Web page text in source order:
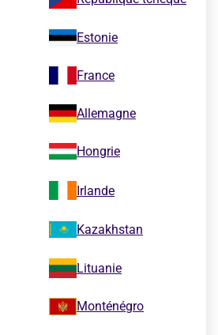
Estonie
France
Allemagne
Hongrie
Irlande
Kazakhstan
Lituanie
Monténégro